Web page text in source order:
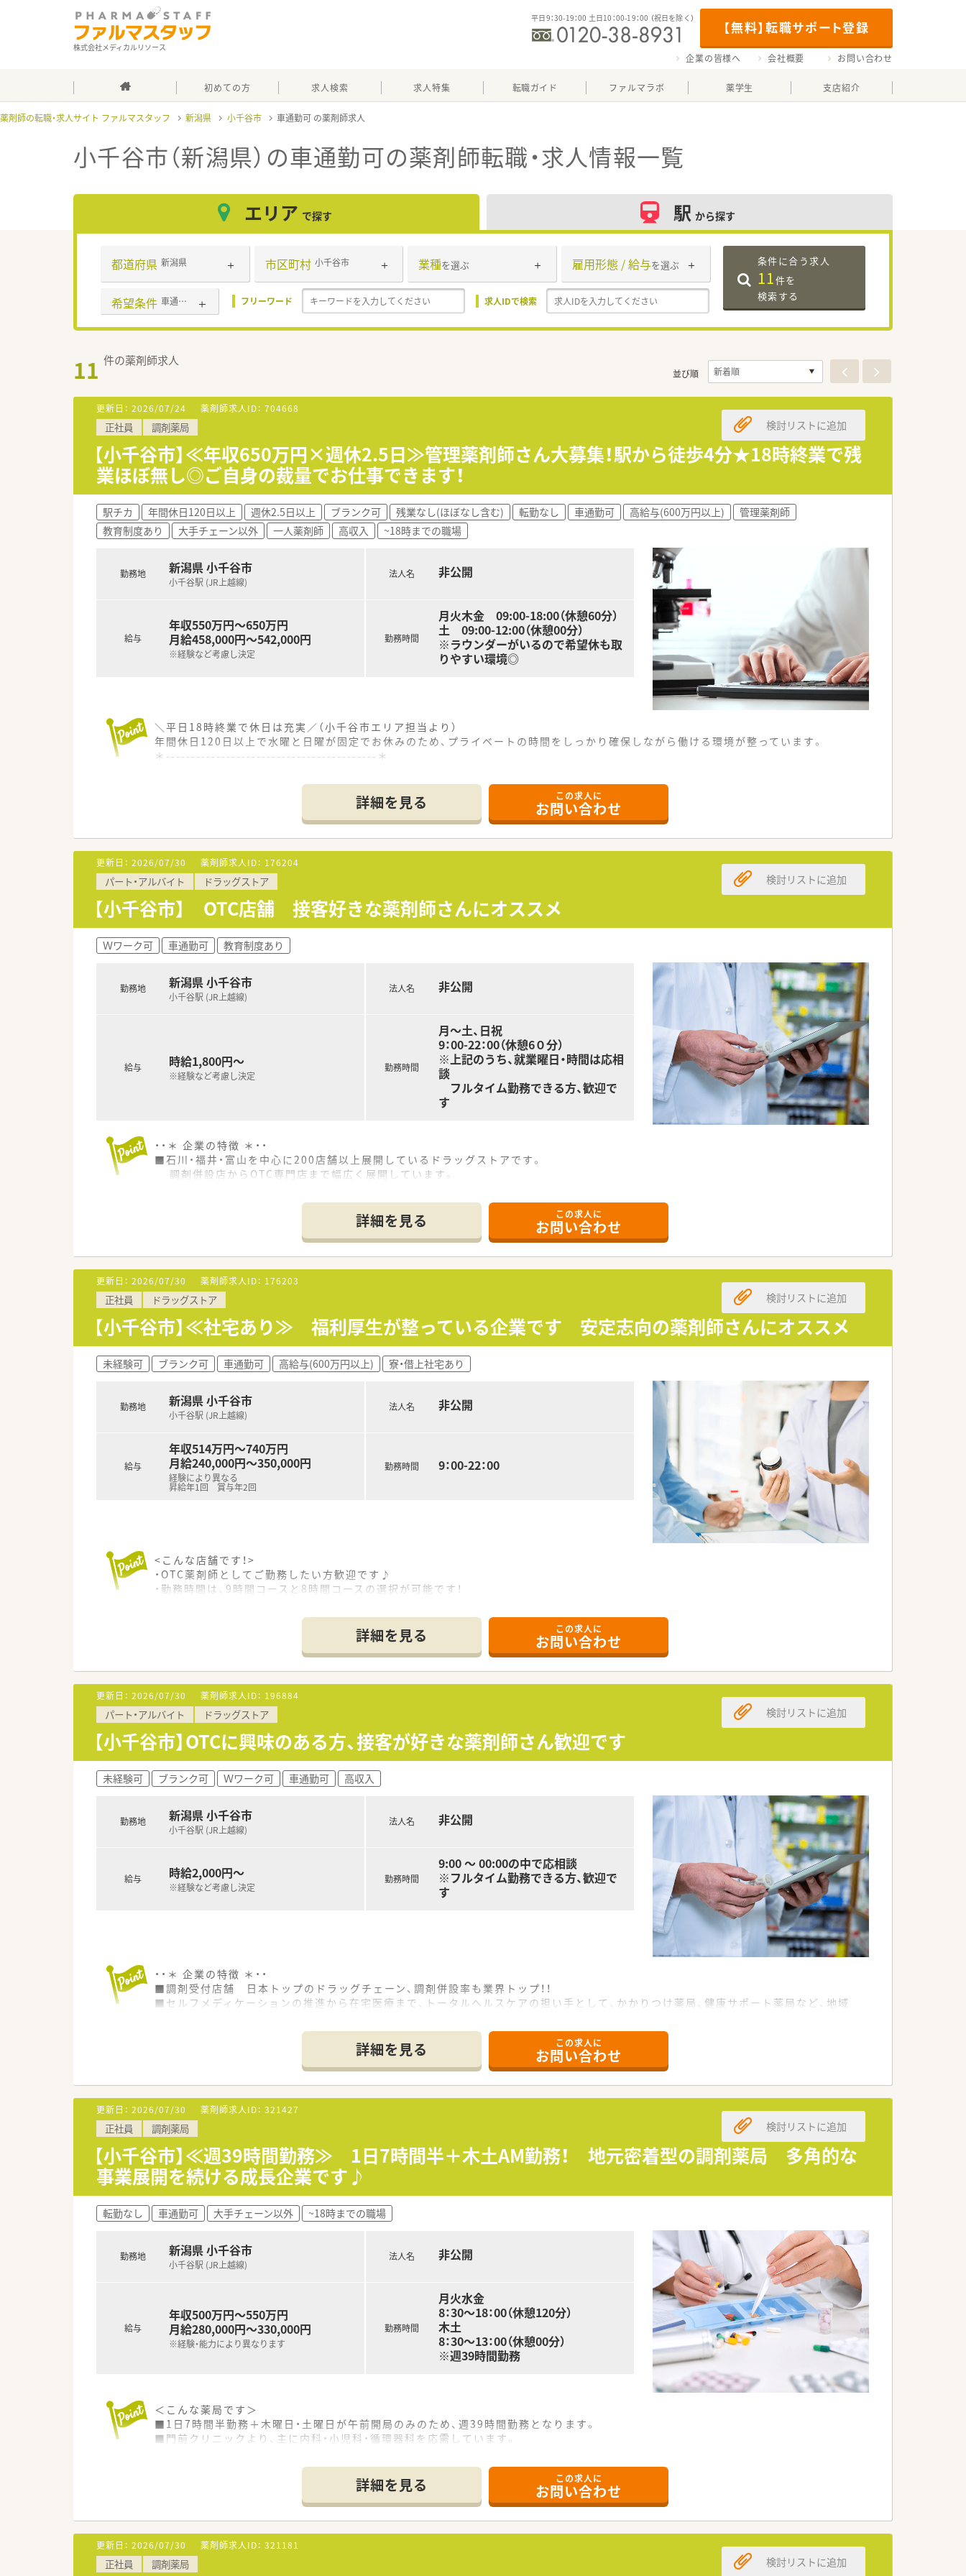
株式会社メディカルリソース
【無料】転職サポート登録
平日9：30-19：00 土日10：00-19：00 （祝日を除く）
企業の皆様へ 会社概要 お問い合わせ
初めての方 求人検索 求人特集 転職ガイド ファルマラボ 薬学生 支店紹介
薬剤師の転職・求人サイト ファルマスタッフ 新潟県 小千谷市 車通勤可
小千谷市（新潟県）の車通勤可の薬剤師転職・求人情報一覧
エリア で探す 駅 から探す
都道府県 新潟県 市区町村 小千谷市 業種を選ぶ 雇用形態 / 給与を選ぶ
希望条件 車通勤可 フリーワード 求人IDで検索
条件に合う求人
11件を
検索する
11 件の薬剤師求人
並び順
更新日： 2026/07/24 薬剤師求人ID： 704668
正社員 調剤薬局
【小千谷市】≪年収650万円×週休2.5日≫管理薬剤師さん大募集！駅から徒歩4分★18時終業で残
業ほぼ無し◎ご自身の裁量でお仕事できます！
検討リストに追加
駅チカ 年間休日120日以上 週休2.5日以上 ブランク可 残業なし(ほぼなし含む) 転勤なし 車通勤可 高給与(600万円以上)
管理薬剤師
教育制度あり
大手チェーン以外 一人薬剤師 高収入 ~18時までの職場
勤務地 新潟県 小千谷市
小千谷駅 (JR上越線)
給与
年収550万円～650万円
月給458,000円～542,000円
※経験など考慮し決定
法人名 非公開
勤務時間
月火木金 09:00-18:00（休憩60分）
土 09:00-12:00（休憩00分）
※ラウンダーがいるので希望休も取
りやすい環境◎
＼平日18時終業で休日は充実／（小千谷市エリア担当より）
年間休日120日以上で水曜と日曜が固定でお休みのため、プライベートの時間をしっかり確保しながら働ける環境が整っています。
＊------------------------------------------＊
■JR上越線の小千谷駅から徒歩4分という好立地にあり、毎日の通勤が非常にスムーズで負担の少ない職場環境です。
■近隣のクリニックより精神科と心療内科の処方箋を1日約40枚応需しており、専門性を磨ける環境が整っています。
■薬剤師1名の体制で運営されているため、自身のペースで責任を持って日々の調剤業務を完結できるやりがいがあります。
【法人特徴について】
■群馬県と新潟県を拠点として地域に根ざした店舗展開を行っており、安定した経営基盤を持つ法人が運営しています。
■社員同士の仲が良くアットホームな雰囲気が特徴で、中途入社の方でもすぐに馴染める温かさがある職場環境です。
■職員のスキルアップを積極的に支援する体制が整っており、個々の成長を法人全体で手厚くバックアップします。
【勤務実態について】
■平日は朝9時から18時までの勤務となっており、残業がほとんどないためメリハリのある働き方が実現できます。
■水曜日と日曜日が固定でお休みとなる週休2.5日制を採用しており、年間休日120日以上のゆとりある環境です。
■希望休を取得する際には近隣店舗からラウンダーが応援に来る体制が整っており、お休みを取りやすい職場です。
【職場環境と雰囲気】
■1人薬剤師体制の店舗ですが、事務スタッフが2名在籍しているため、調剤や監査の業務にしっかりと専念できます。
■地域に密着した温かい雰囲気が魅力であり、患者様との信頼関係を大切にしながら和やかに業務に取り組めます。
■法人全体として社員同士の仲が非常に良く、困ったことや悩みがあればすぐに相談できる風通しの良さがあります。
詳細を見る この求人に
お問い合わせ
更新日： 2026/07/30 薬剤師求人ID： 176204
パート・アルバイト ドラッグストア
【小千谷市】 OTC店舗 接客好きな薬剤師さんにオススメ
検討リストに追加
Ｗワーク可 車通勤可 教育制度あり
勤務地 新潟県 小千谷市
小千谷駅 (JR上越線)
給与 時給1,800円～
※経験など考慮し決定
法人名 非公開
勤務時間
月～土、日祝
9：00-22：00（休憩6０分）
※上記のうち、就業曜日・時間は応相
談
フルタイム勤務できる方、歓迎で
す
・・＊ 企業の特徴 ＊・・
■石川・福井・富山を中心に200店舗以上展開しているドラッグストアです。
調剤併設店からOTC専門店まで幅広く展開しています。
詳細を見る この求人に
お問い合わせ
更新日： 2026/07/30 薬剤師求人ID： 176203
正社員 ドラッグストア
【小千谷市】≪社宅あり≫ 福利厚生が整っている企業です 安定志向の薬剤師さんにオススメ
検討リストに追加
未経験可 ブランク可 車通勤可 高給与(600万円以上) 寮・借上社宅あり
勤務地 新潟県 小千谷市
小千谷駅 (JR上越線)
給与
年収514万円～740万円
月給240,000円～350,000円
経験により異なる
昇給年1回 賞与年2回
法人名 非公開
勤務時間 9：00-22：00
<こんな店舗です！>
・OTC薬剤師としてご勤務したい方歓迎です♪
・勤務時間は、9時間コースと8時間コースの選択が可能です！
・創業150年以上もの歴史があり北陸地域では店舗数･処方箋応需枚数共にトップクラスの企業です。・経験に左右されることなく、まず
は「働く時間数（8or9時間）」で年収が選択できる点が特徴的です！
・設立以来、37年連続増収、店舗数は840店舗程あります。
<働き方について>
ライフスタイルに合わせて｢9時間勤務・8時間勤務｣のどちらか選択が可能です！
就業時間も薬局の営業時間に合わせている為、ライフワークバランスを保つことが可能です。
キャリアパスが明確で早い段階から責任あるポジションに就くチャンスがあり｢1～2年目で薬局長 最短3～4年目でエリアマネージャ
ー(SV)」に昇格できるなど、成長中の企業だからこそ 昇格チャンスも多い企業です。
勤務年数や年齢に関係がない職務給制度を採用、若くから責任のあるポジションを目指したい方
・高年収希望の方はおすすめの会社です！
<研修制度について>
業務習得制度によるOJT・OTC店内勉強会や、中途入社社員研修、薬剤師全体研修、新任薬局長研修など幅広い研修を整えています。
基本日祝休みになる為、プライベートも充実してご勤務が可能です。
応援体制が整っているので、人数が少ない薬局に配属でも安心して勤務ができる環境です。
有給取得平均10.4日の為、有給休暇も取得しやすい会社です。また、年に1回1週間程度リフレッシュ休暇制度を設けており、全店休憩室
社員割引購入制度、リフレッシュ休暇に会社都合での転勤の場合、家賃補助や遠隔地手当も付き、安心して就業できます（規定あり）
詳細を見る この求人に
お問い合わせ
更新日： 2026/07/30 薬剤師求人ID： 196884
パート・アルバイト ドラッグストア
【小千谷市】OTCに興味のある方、接客が好きな薬剤師さん歓迎です
検討リストに追加
未経験可 ブランク可 Ｗワーク可 車通勤可 高収入
勤務地 新潟県 小千谷市
小千谷駅 (JR上越線)
給与 時給2,000円～
※経験など考慮し決定
法人名 非公開
勤務時間
9:00 ～ 00:00の中で応相談
※フルタイム勤務できる方、歓迎で
す
・・＊ 企業の特徴 ＊・・
■調剤受付店舗 日本トップのドラッグチェーン、調剤併設率も業界トップ！！
■セルフメディケーションの推進から在宅医療まで、トータルヘルスケアの担い手として、かかりつけ薬局、健康サポート薬局など、地域
近い将来、全店舗調剤併設化にできるよう積極的に推進していきます。
幅広い事業を持つので、自由なキャリアパスを描くことができます。
現場にこだわるスペシャリストから、本社で経営を担う幹部まで最大限に応援していきます。
店舗・薬局だけでなく重要なポジションも薬剤師が担当しています。
■教育・研修制度
職種や職域に合わせ、豊富な社内研修や外部組織と連携した研修を用意しています。
■福利厚生・手当
No.1企業として、長く働ける職場環境を創っていきます！
出産した後も安心して勤務ができるように時短制度の延長をしていきます。
育児休暇は3歳まで取得が可能で、時短制度は小学5年生まで時短勤務ができるよう変更予定です。
詳細を見る この求人に
お問い合わせ
更新日： 2026/07/30 薬剤師求人ID： 321427
正社員 調剤薬局
【小千谷市】≪週39時間勤務≫ 1日7時間半＋木土AM勤務！ 地元密着型の調剤薬局 多角的な
事業展開を続ける成長企業です♪
検討リストに追加
転勤なし 車通勤可 大手チェーン以外 ~18時までの職場
勤務地 新潟県 小千谷市
小千谷駅 (JR上越線)
給与
年収500万円～550万円
月給280,000円～330,000円
※経験・能力により異なります
法人名 非公開
勤務時間
月火水金
8：30～18：00（休憩120分）
木土
8：30～13：00（休憩00分）
※週39時間勤務
＜こんな薬局です＞
■1日7時間半勤務＋木曜日・土曜日が午前開局のみのため、週39時間勤務となります。
■門前クリニックより、主に内科・小児科・循環器科を応需しています。
■処方枚数は1日50枚程度。薬剤師さん常時2名体制で運営しています。
■新薬とジェネリックの比率は14：86。ジェネリック処方にも力を入れています。
＜長期就業にオススメです＞
■ご経験に応じて、資格手当（65,000円）や加給手当（最大50,000円まで）がございます。
■基本的に異動はなく、同じ店舗で長く働けるよう配慮してます。
詳細を見る この求人に
お問い合わせ
更新日： 2026/07/30 薬剤師求人ID： 321181
正社員 調剤薬局 検討リストに追加